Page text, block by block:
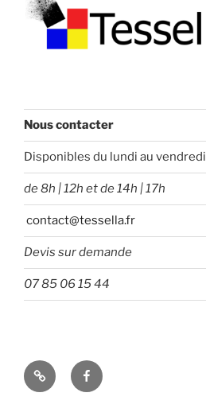
Nous contacter
Disponibles du lundi au vendredi
de 8h | 12h et de 14h | 17h
contact@tessella.fr
Devis sur demande
07 85 06 15 44
Tessella Facebook